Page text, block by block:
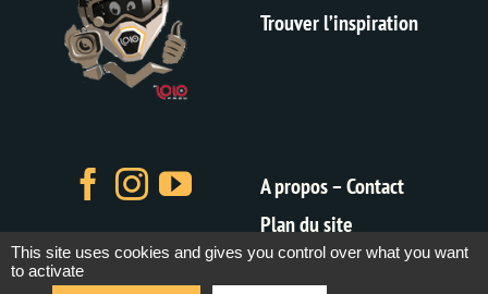
Trouver l’inspiration
A propos – Contact
Plan du site
Mentions légales
This site uses cookies and gives you control over what you want
to activate